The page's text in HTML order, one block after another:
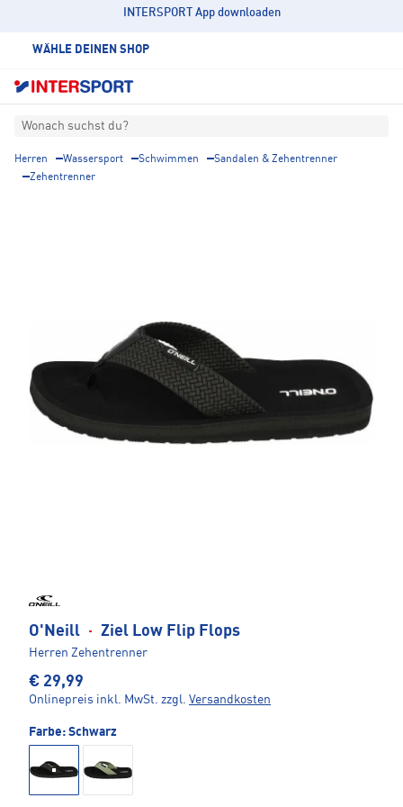
INTERSPORT App downloaden
WÄHLE DEINEN SHOP
Wonach suchst du?
Herren Wassersport Schwimmen
Sandalen & Zehentrenner
Zehentrenner
O'Neill · Ziel Low Flip Flops
Herren Zehentrenner
€ 29,99
Onlinepreis inkl. MwSt. zzgl. Versandkosten
Farbe: Schwarz